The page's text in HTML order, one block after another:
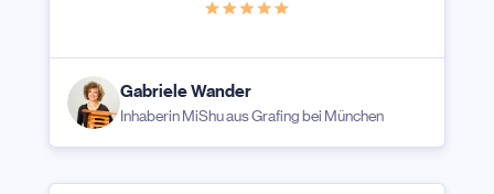
Gabriele Wander
Inhaberin MiShu aus Grafing bei München